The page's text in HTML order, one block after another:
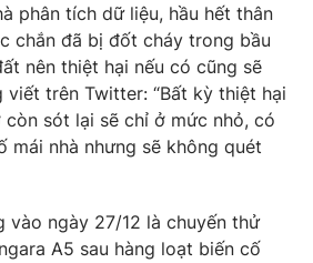
lai
Podcast
phân tích dữ liệu, hầu hết thân
chắn đã bị đốt cháy trong bầu
nên thiệt hại nếu có cũng sẽ
viết trên Twitter: “Bất kỳ thiệt hại
sót lại sẽ chỉ ở mức nhỏ, có
mái nhà nhưng sẽ không quét
ngày 27/12 là chuyến thử
A5 sau hàng loạt biến cố